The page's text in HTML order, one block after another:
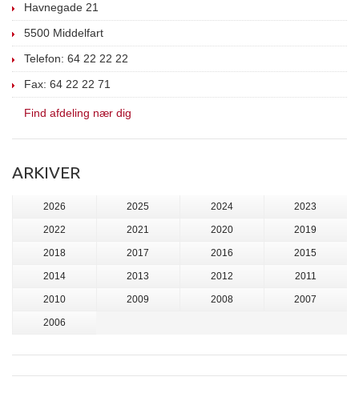
Havnegade 21
5500 Middelfart
Telefon: 64 22 22 22
Fax: 64 22 22 71
Find afdeling nær dig
ARKIVER
2026 2025 2024 2023
2022 2021 2020 2019
2018 2017 2016 2015
2014 2013 2012 2011
2010 2009 2008 2007
2006